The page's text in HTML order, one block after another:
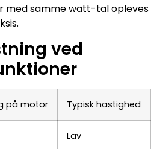
med samme watt-tal opleves
ved
på motor Typisk hastighed
Lav